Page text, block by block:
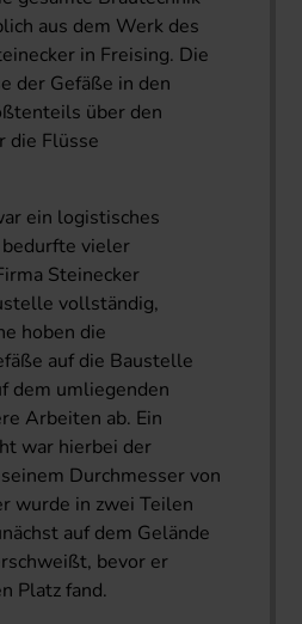
aus dem Werk des
in Freising. Die
der Gefäße in den
über den
die Flüsse
ein logistisches
vieler
Steinecker
vollständig,
hoben die
auf die Baustelle
dem umliegenden
Arbeiten ab. Ein
war hierbei der
Durchmesser von
wurde in zwei Teilen
auf dem Gelände
bevor er
Platz fand.